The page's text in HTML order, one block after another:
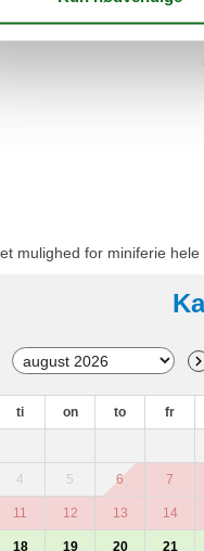
mulighed for miniferie
ti on to fr
4 5 6 7
11 12 13 14
18 19 20 21